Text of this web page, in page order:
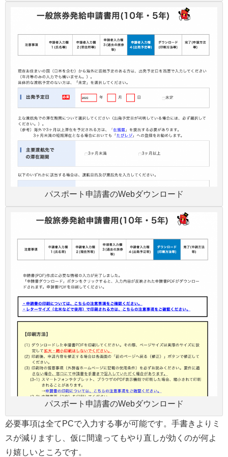
パスポート申請書のWebダウンロード
パスポート申請書のWebダウンロード
必要事項は全てPCで入力する事が可能です。手書きよりミ
スが減りますし、仮に間違ってもやり直しが効くのが何よ
り嬉しいところです。